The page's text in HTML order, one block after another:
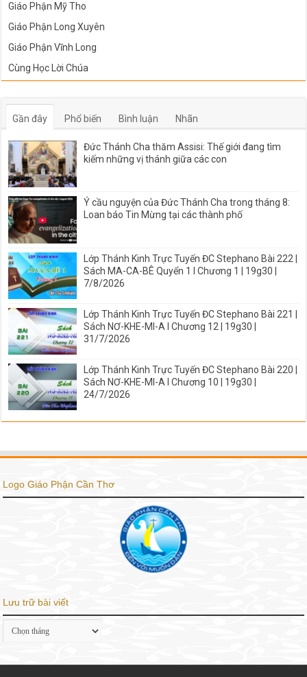
Giáo Phận Mỹ Tho
Giáo Phận Long Xuyên
Giáo Phận Vĩnh Long
Cùng Học Lời Chúa
Gần đây Phổ biến Bình luận Nhãn
Đức Thánh Cha thăm Assisi: Thế giới đang tìm
kiếm những vị thánh giữa các con
Ý cầu nguyện của Đức Thánh Cha trong tháng 8:
Loan báo Tin Mừng tại các thành phố
Lớp Thánh Kinh Trực Tuyến ĐC Stephano Bài 222 |
Sách MA-CA-BÊ Quyển 1 I Chương 1 | 19g30 |
7/8/2026
Lớp Thánh Kinh Trực Tuyến ĐC Stephano Bài 221 |
Sách NƠ-KHE-MI-A I Chương 12 | 19g30 |
31/7/2026
Lớp Thánh Kinh Trực Tuyến ĐC Stephano Bài 220 |
Sách NƠ-KHE-MI-A I Chương 10 | 19g30 |
24/7/2026
Logo Giáo Phận Cần Thơ
Lưu trữ bài viết
Lưu
trữ